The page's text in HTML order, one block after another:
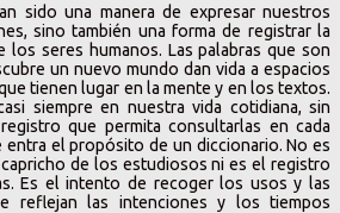
sido una manera de expresar nuestros
sino también una forma de registrar la
los seres humanos. Las palabras que son
un nuevo mundo dan vida a espacios
tienen lugar en la mente y en los textos.
siempre en nuestra vida cotidiana, sin
que permita consultarlas en cada
entra el propósito de un diccionario. No es
de los estudiosos ni es el registro
Es el intento de recoger los usos y las
reflejan las intenciones y los tiempos